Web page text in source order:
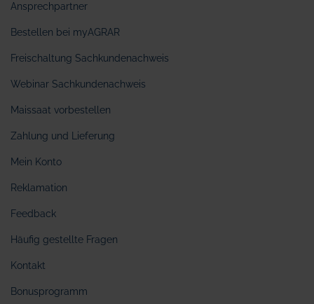
Ansprechpartner
Bestellen bei myAGRAR
Freischaltung Sachkundenachweis
Webinar Sachkundenachweis
Maissaat vorbestellen
Zahlung und Lieferung
Mein Konto
Reklamation
Feedback
Häufig gestellte Fragen
Kontakt
Bonusprogramm